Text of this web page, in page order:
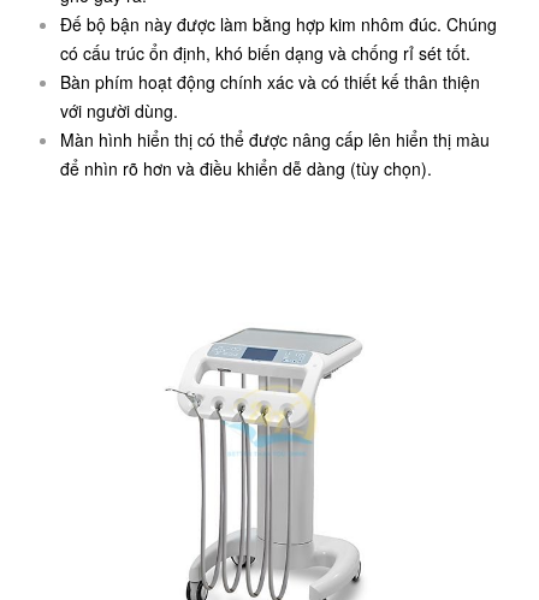
Đế bộ bận này được làm bằng hợp kim nhôm đúc. Chúng
có cấu trúc ổn định, khó biến dạng và chống rỉ sét tốt.
Bàn phím hoạt động chính xác và có thiết kế thân thiện
với người dùng.
Màn hình hiển thị có thể được nâng cấp lên hiển thị màu
để nhìn rõ hơn và điều khiển dễ dàng (tùy chọn).